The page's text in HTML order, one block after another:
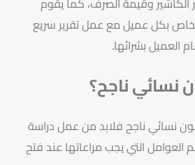
بكل عميل مع عمل تقرير سريع
العميل بشرائها.
نسائي ناجح؟
نسائي ناجح فلابد من عمل دراسة
العوامل التي يجب مراعاتها عند فتح